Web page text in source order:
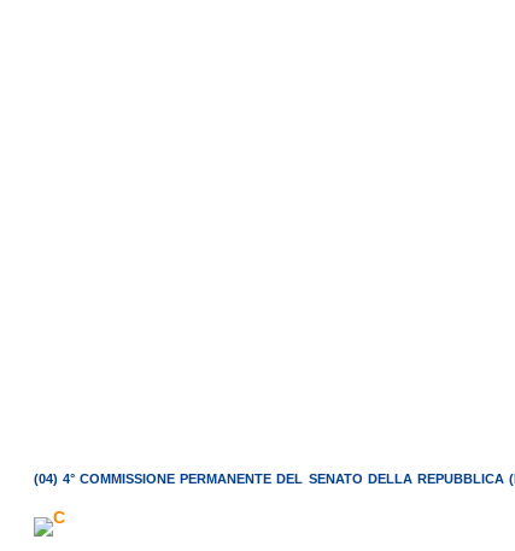
(04) 4° COMMISSIONE PERMANENTE DEL SENATO DELLA